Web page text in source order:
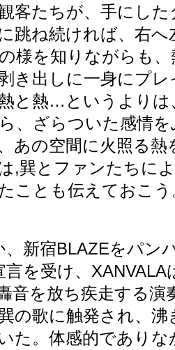
客たちが、手にし
跳ね続ければ、右
様を知りながらも
き出しに一身にプ
と熱… というより
、ざらついた感情
あの空間に火照る熱
,巽とファンたちに
ことも伝えておこう
、新宿BLAZEをパン
を受け、 XANVALA
音を放ち疾走する演
の歌に触発され、沸
た。体感的でありな